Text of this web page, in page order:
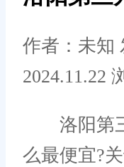
作者：未知
2024.11.22
洛阳第三
么最便宜?